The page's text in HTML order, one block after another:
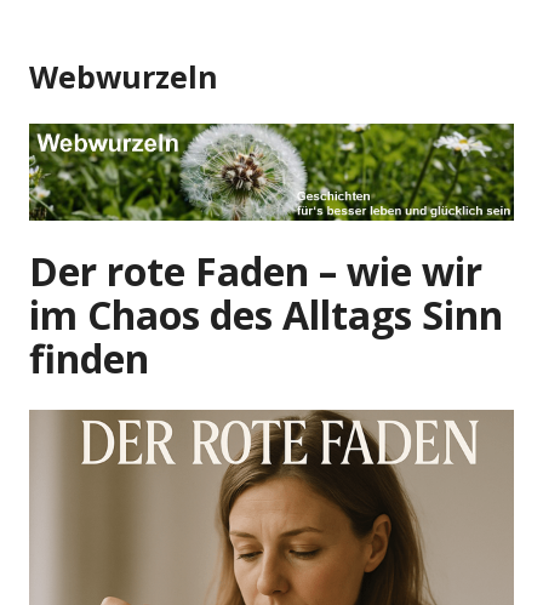
springen
Webwurzeln
Der rote Faden – wie wir
im Chaos des Alltags Sinn
finden